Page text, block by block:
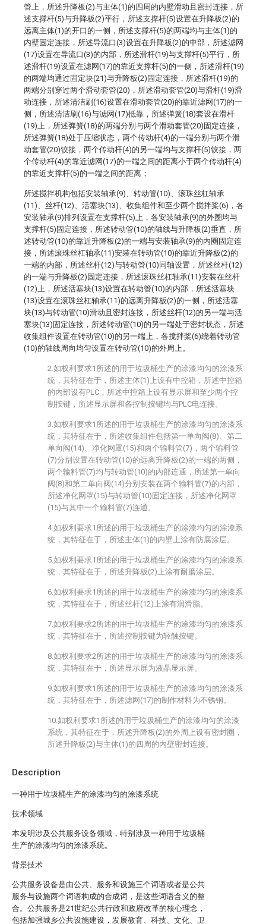
Description
一种用于垃圾桶生产的涂漆均匀的涂漆系统
技术领域
本发明涉及公共服务设备领域，特别涉及一种用于垃圾桶
生产的涂漆均匀的涂漆系统。
背景技术
公共服务设备是由公共、服务和设施三个词语或者是公共
服务与设施两个词语构成的合成词，是这些词语含义的整
合。公共服务是21世纪公共行政和政府改革的核心理念，
包括加强城乡公共设施建设，发展教育、科技、文化、卫
管上，所述升降板(2)与主体(1)的四周的内壁滑动且密封连接，所
述支撑杆(5)与升降板(2)平行，所述支撑杆(5)设置在升降板(2)的
远离主体(1)的开口的一侧，所述支撑杆(5)的两端均与主体(1)的
内壁固定连接，所述导流口(3)设置在升降板(2)的中部，所述滤网
(17)设置在导流口(3)的内部，所述滑杆(19)与支撑杆(5)平行，所
述滑杆(19)设置在滤网(17)的靠近支撑杆(5)的一侧，所述滑杆(19)
的两端均通过固定块(21)与升降板(2)固定连接，所述滑杆(19)的
两端分别穿过两个滑动套管(20)，所述滑动套管(20)与滑杆(19)滑
动连接，所述清洁刷(16)设置在滑动套管(20)的靠近滤网(17)的一
侧，所述清洁刷(16)与滤网(17)抵靠，所述弹簧(18)套设在滑杆
(19)上，所述弹簧(18)的两端分别与两个滑动套管(20)固定连接，
所述弹簧(18)处于压缩状态，两个传动杆(4)的一端分别与两个滑
动套管(20)铰接，两个传动杆(4)的另一端均与支撑杆(5)铰接，两
个传动杆(4)的靠近滤网(17)的一端之间的距离小于两个传动杆(4)
的靠近支撑杆(5)的一端之间的距离；
所述搅拌机构包括安装轴承(9)、转动管(10)、滚珠丝杠轴承
(11)、丝杆(12)、活塞块(13)、收集组件和至少两个搅拌桨(6)，各
安装轴承(9)排列设置在支撑杆(5)上，各安装轴承(9)的外圈均与
支撑杆(5)固定连接，所述转动管(10)的轴线与升降板(2)垂直，所
述转动管(10)的靠近升降板(2)的一端与安装轴承(9)的内圈固定连
接，所述滚珠丝杠轴承(11)安装在转动管(10)的靠近升降板(2)的
一端的内部，所述丝杆(12)与转动管(10)同轴设置，所述丝杆(12)
的一端与升降板(2)固定连接，所述滚珠丝杠轴承(11)安装在丝杆
(12)上，所述活塞块(13)设置在转动管(10)的内部，所述活塞块
(13)设置在滚珠丝杠轴承(11)的远离升降板(2)的一侧，所述活塞
块(13)与转动管(10)滑动且密封连接，所述丝杆(12)的另一端与活
塞块(13)固定连接，所述转动管(10)的另一端处于密封状态，所述
收集组件设置在转动管(10)的另一端上，各搅拌桨(6)绕着转动管
(10)的轴线周向均匀设置在转动管(10)的外周上。
2.如权利要求1所述的用于垃圾桶生产的涂漆均匀的涂漆系
统，其特征在于，所述主体(1)上设有中控箱，所述中控箱
的内部设有PLC，所述中控箱上设有显示屏和至少两个控
制按键，所述显示屏和各控制按键均与PLC电连接。
3.如权利要求1所述的用于垃圾桶生产的涂漆均匀的涂漆系
统，其特征在于，所述收集组件包括第一单向阀(8)、第二
单向阀(14)、净化网罩(15)和两个输料管(7)，两个输料管
(7)分别设置在转动管(10)的远离升降板(2)的一端的两侧，
两个输料管(7)均与转动管(10)的内部连通，所述第一单向
阀(8)和第二单向阀(14)分别安装在两个输料管(7)的内部，
所述净化网罩(15)与转动管(10)固定连接，所述净化网罩
(15)与其中一个输料管(7)连通。
4.如权利要求1所述的用于垃圾桶生产的涂漆均匀的涂漆系
统，其特征在于，所述主体(1)的内壁上涂有防腐涂层。
5.如权利要求1所述的用于垃圾桶生产的涂漆均匀的涂漆系
统，其特征在于，所述升降板(2)上涂有耐磨涂层。
6.如权利要求1所述的用于垃圾桶生产的涂漆均匀的涂漆系
统，其特征在于，所述丝杆(12)上涂有润滑脂。
7.如权利要求2所述的用于垃圾桶生产的涂漆均匀的涂漆系
统，其特征在于，所述控制按键为轻触按键。
8.如权利要求2所述的用于垃圾桶生产的涂漆均匀的涂漆系
统，其特征在于，所述显示屏为液晶显示屏。
9.如权利要求1所述的用于垃圾桶生产的涂漆均匀的涂漆系
统，其特征在于，所述滤网(17)的制作材料为不锈钢。
10.如权利要求1所述的用于垃圾桶生产的涂漆均匀的涂漆
系统，其特征在于，所述升降板(2)的外周上设有密封圈，
所述升降板(2)与主体(1)的四周的内壁密封连接。